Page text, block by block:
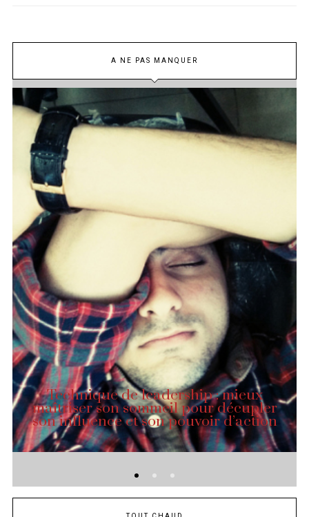
A NE PAS MANQUER
Technique de leadership : mieux
maîtriser son sommeil pour décupler
son influence et son pouvoir d’action